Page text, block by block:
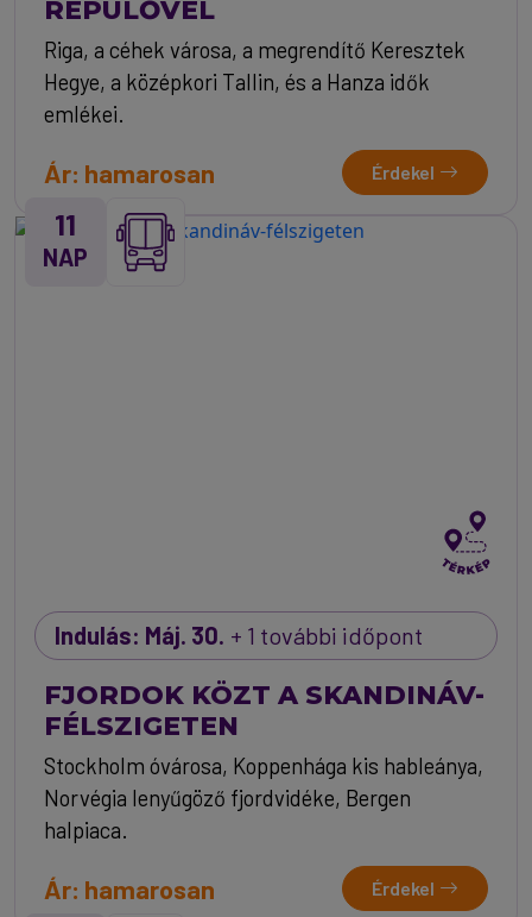
REPÜLŐVEL
Riga, a céhek városa, a megrendítő Keresztek
Hegye, a középkori Tallin, és a Hanza idők
emlékei.
Ár: hamarosan Érdekel
11
NAP
Indulás: Máj. 30. + 1 további időpont
FJORDOK KÖZT A SKANDINÁV-
FÉLSZIGETEN
Stockholm óvárosa, Koppenhága kis hableánya,
Norvégia lenyűgöző fjordvidéke, Bergen
halpiaca.
Ár: hamarosan Érdekel